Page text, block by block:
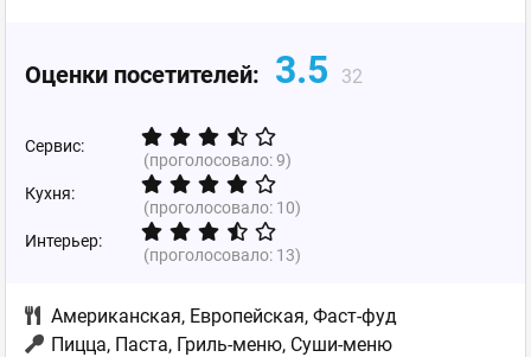
Оценки посетителей: 3.5 32
Сервис:
(проголосовало:9)
Кухня:
(проголосовало: 10)
Интерьер:
(проголосовало: 13)
Американская, Европейская, Фаст-фуд
Пицца, Паста, Гриль-меню, Суши-меню